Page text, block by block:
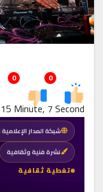
0
0
15 Minute, 7 Second
شبكة المدار
نشرة فنية وثقافية
تغطية ثقافية